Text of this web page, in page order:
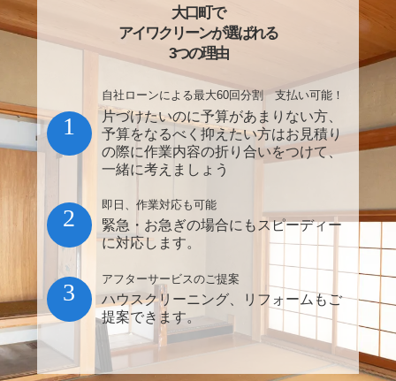
大口町で
アイワクリーンが選ばれる
3つの理由
自社ローンによる最大60回分割 支払い可能！
片づけたいのに予算があまりない方、
予算をなるべく抑えたい方はお見積り
の際に作業内容の折り合いをつけて、
一緒に考えましょう
1
即日、作業対応も可能
緊急・お急ぎの場合にもスピーディー
に対応します。
2
アフターサービスのご提案
ハウスクリーニング、リフォームもご
提案できます。
3